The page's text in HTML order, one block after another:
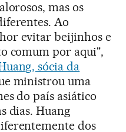
mas os
Ao
evitar beijinhos e
comum por aqui",
sócia da
ministrou uma
do país asiático
dias. Huang
dos